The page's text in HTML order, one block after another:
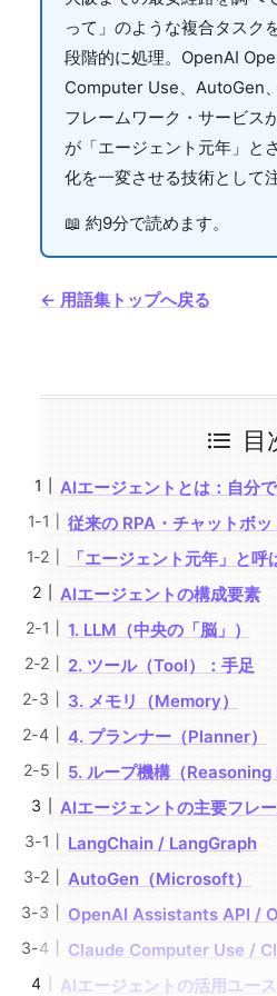
って」のような複合タスク
段階的に処理。OpenAI
Computer Use、AutoGen
フレームワーク・サービス
が「エージェント元年」と
化を一変させる技術として
📖 約9分で読めます。
← 用語集トップへ戻る
目
AIエージェントとは：自分
従来の RPA・チャットボ
「エージェント元年」と
AIエージェントの構成要素
1. LLM（中央の「脳」）
2. ツール（Tool）：手足
3. メモリ（Memory）
4. プランナー（Planner）
5. ループ機構（Reasoning
AIエージェントの主要フレ
LangChain / LangGraph
AutoGen（Microsoft）
OpenAI Assistants API /
Claude Computer Use /
AIエージェントの活用ユー